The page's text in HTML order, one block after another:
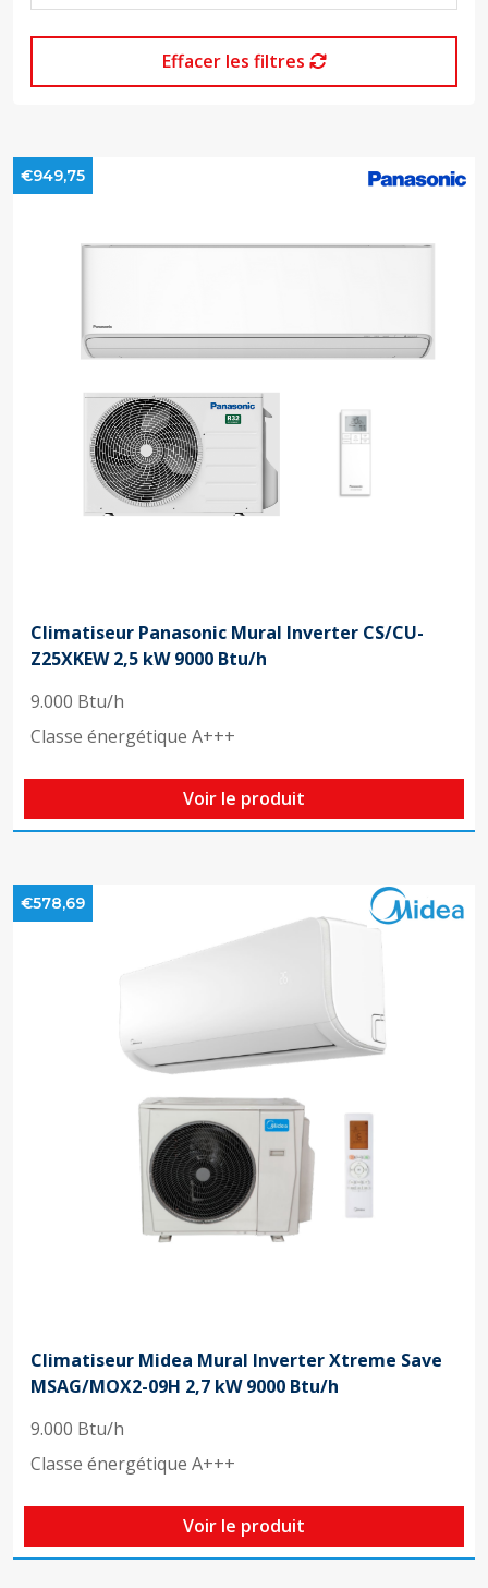
Effacer les filtres
€949,75
Climatiseur Panasonic Mural Inverter CS/CU-
Z25XKEW 2,5 kW 9000 Btu/h
9.000 Btu/h
Classe énergétique A+++
Voir le produit
€578,69
Climatiseur Midea Mural Inverter Xtreme Save
MSAG/MOX2-09H 2,7 kW 9000 Btu/h
9.000 Btu/h
Classe énergétique A+++
Voir le produit